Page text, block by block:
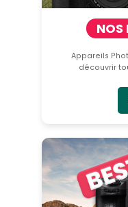
NOS
Appareils
découvrir